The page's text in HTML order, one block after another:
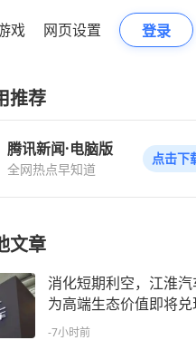
戏 网页设置 登录
推荐
腾讯新闻·电脑版
全网热点早知道
点击下
文章
消化短期利空，江淮
为高端生态价值即将兑
-7小时前